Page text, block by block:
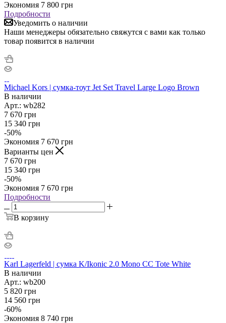
Экономия 7 800 грн
Подробности
Уведомить о наличии
Наши менеджеры обязательно свяжутся с вами как только
товар появится в наличии
Michael Kors | сумка-тоут Jet Set Travel Large Logo Brown
В наличии
Арт.: wb282
7 670 грн
15 340 грн
-50%
Экономия 7 670 грн
Варианты цен
7 670 грн
15 340 грн
-50%
Экономия 7 670 грн
Подробности
В корзину
Karl Lagerfeld | сумка K/Ikonic 2.0 Mono CC Tote White
В наличии
Арт.: wb200
5 820 грн
14 560 грн
-60%
Экономия 8 740 грн